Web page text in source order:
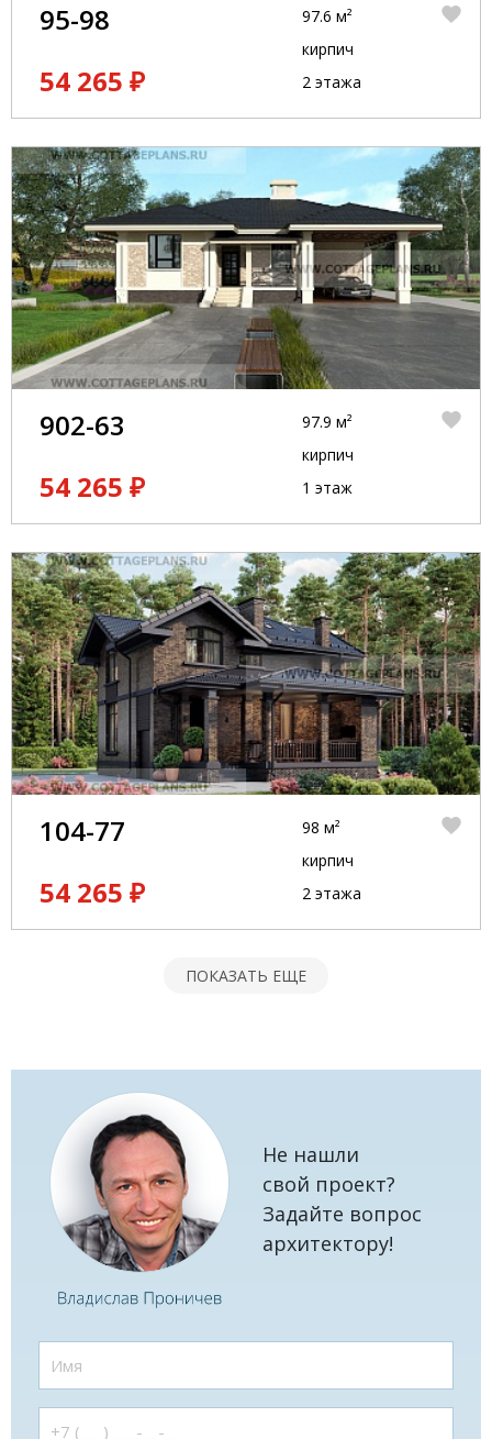
95-98
54 265 ₽
97.6 м²
кирпич
2 этажа
902-63
54 265 ₽
97.9 м²
кирпич
1 этаж
104-77
54 265 ₽
98 м²
кирпич
2 этажа
ПОКАЗАТЬ ЕЩЕ
Не нашли
свой проект?
Задайте вопрос
архитектору!